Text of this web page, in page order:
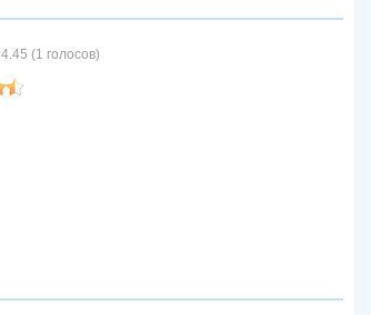
4.45 (1 голосов)